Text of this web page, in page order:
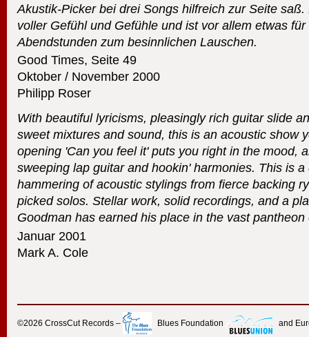
Akustik-Picker bei drei Songs hilfreich zur Seite
voller Gefühl und Gefühle und ist vor allem etwas
Abendstunden zum besinnlichen Lauschen.
Good Times, Seite 49
Oktober / November 2000
Philipp Roser
With beautiful lyricisms, pleasingly rich guitar slide
sweet mixtures and sound, this is an acoustic show
opening 'Can you feel it' puts you right in the mood,
sweeping lap guitar and hookin' harmonies. This is a
hammering of acoustic stylings from fierce backing
picked solos. Stellar work, solid recordings, and a
Goodman has earned his place in the vast
Januar 2001
Mark A. Cole
©2026 CrossCut Records – Blues Foundation and